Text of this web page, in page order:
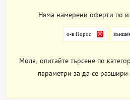
Няма намерени оферти по
о-в Порос
Моля, опитайте търсене по
параметри за да се разшири